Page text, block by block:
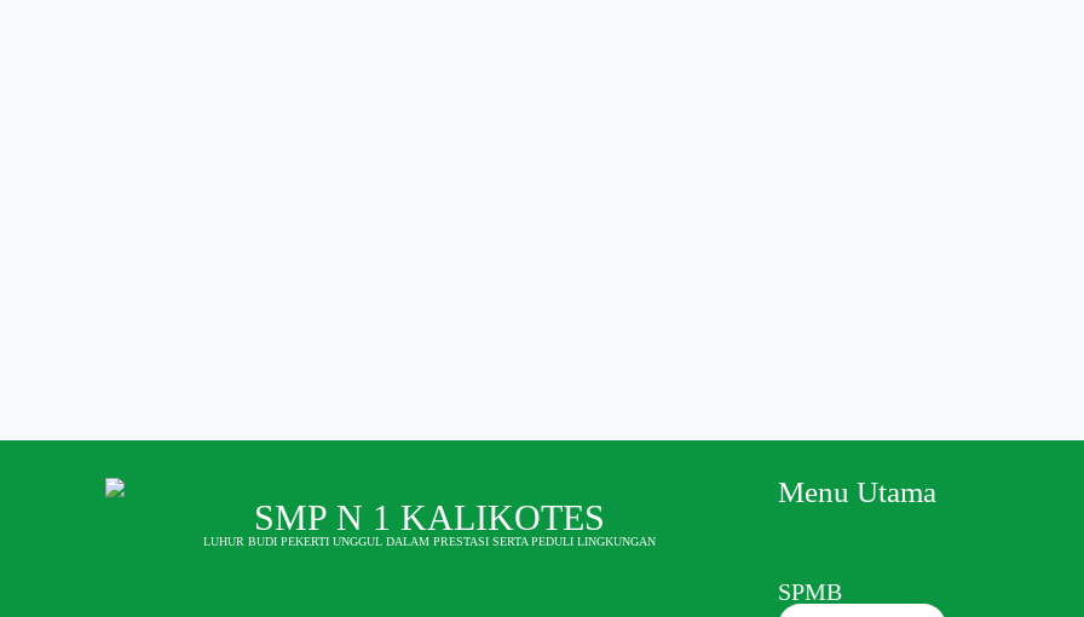
Sejarah SMP Negeri
1 Kalikotes
SMP N 1 KALIKOTES
LUHUR BUDI PEKERTI UNGGUL DALAM PRESTASI SERTA PEDULI LINGKUNGAN
Menu Utama
SPMB